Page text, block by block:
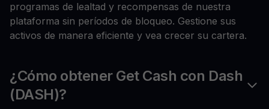
programas de lealtad y recompensas de nuestra
plataforma sin períodos de bloqueo. Gestione sus
activos de manera eficiente y vea crecer su cartera.
¿Cómo obtener Get Cash con Dash
(DASH)?